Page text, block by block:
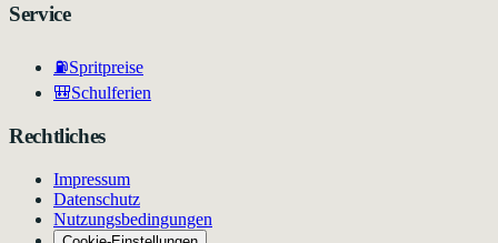
Service
⛽Spritpreise
🎒Schulferien
Rechtliches
Impressum
Datenschutz
Nutzungsbedingungen